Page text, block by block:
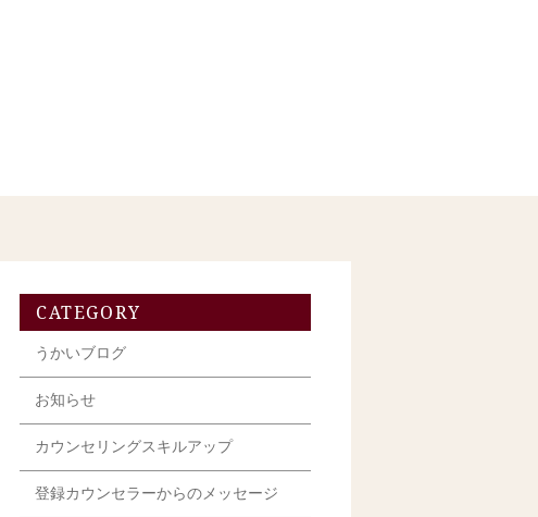
CATEGORY
うかいブログ
お知らせ
カウンセリングスキルアップ
登録カウンセラーからのメッセージ